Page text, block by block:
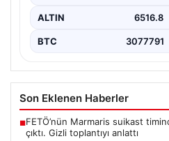
ALTIN 6516.8
BTC 3077791
Son Eklenen Haberler
■FETÖ’nün Marmaris suikast
çıktı. Gizli toplantıyı anlattı